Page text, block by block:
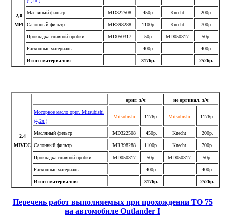
2,0
MPI
Масляный фильтр MD322508 450р. Knecht 200р.
Салонный фильтр MR398288 1100р. Knecht 700р.
Прокладка сливной пробки MD050317 50р. MD050317 50р.
Расходные материалы: 400р. 400р.
Итого материалов: 3176р. 2526р.
2,4
MIVEC
ориг. з/ч не оргинал. з/ч
Моторное масло ориг. Mitsubishi
(4,2л.)
Mitsubishi 1176р. Mitsubishi 1176р.
Масляный фильтр MD322508 450р. Knecht 200р.
Салонный фильтр MR398288 1100р. Knecht 700р.
Прокладка сливной пробки MD050317 50р. MD050317 50р.
Расходные материалы: 400р. 400р.
Итого материалов: 3176р. 2526р.
Перечень работ выполняемых при прохождении ТО 75
на автомобиле Outlander I